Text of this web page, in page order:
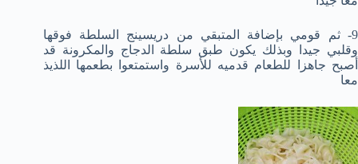
9- ثم قومي بإضافة المتبقي من دريسينج السلطة فوقها
وقلبي جيدا وبذلك يكون طبق سلطة الدجاج والمكرونة قد
أصبح جاهزا للطعام قدميه للأسرة واستمتعوا بطعمها اللذيذ
معا